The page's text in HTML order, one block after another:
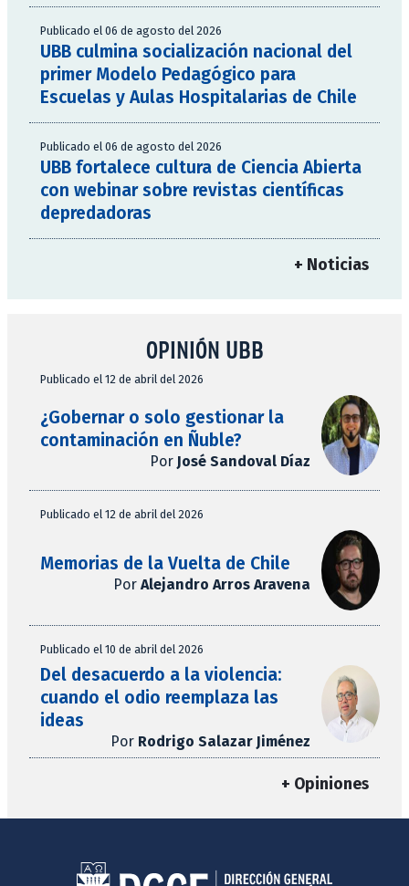
Publicado el 06 de agosto del 2026
UBB culmina socialización nacional del
primer Modelo Pedagógico para
Escuelas y Aulas Hospitalarias de Chile
Publicado el 06 de agosto del 2026
UBB fortalece cultura de Ciencia Abierta
con webinar sobre revistas científicas
depredadoras
+ Noticias
OPINIÓN UBB
Publicado el 12 de abril del 2026
¿Gobernar o solo gestionar la
contaminación en Ñuble?
Por José Sandoval Díaz
Publicado el 12 de abril del 2026
Memorias de la Vuelta de Chile
Por Alejandro Arros Aravena
Publicado el 10 de abril del 2026
Del desacuerdo a la violencia:
cuando el odio reemplaza las
ideas
Por Rodrigo Salazar Jiménez
+ Opiniones